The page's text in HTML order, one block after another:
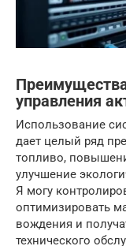
управления
Использование
дает целый ряд
топливо,
улучшение
Я могу
оптимизировать
вождения и
технического